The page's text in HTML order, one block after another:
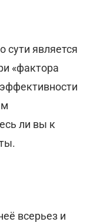
является
«фактора
ли вы к
всерьез и